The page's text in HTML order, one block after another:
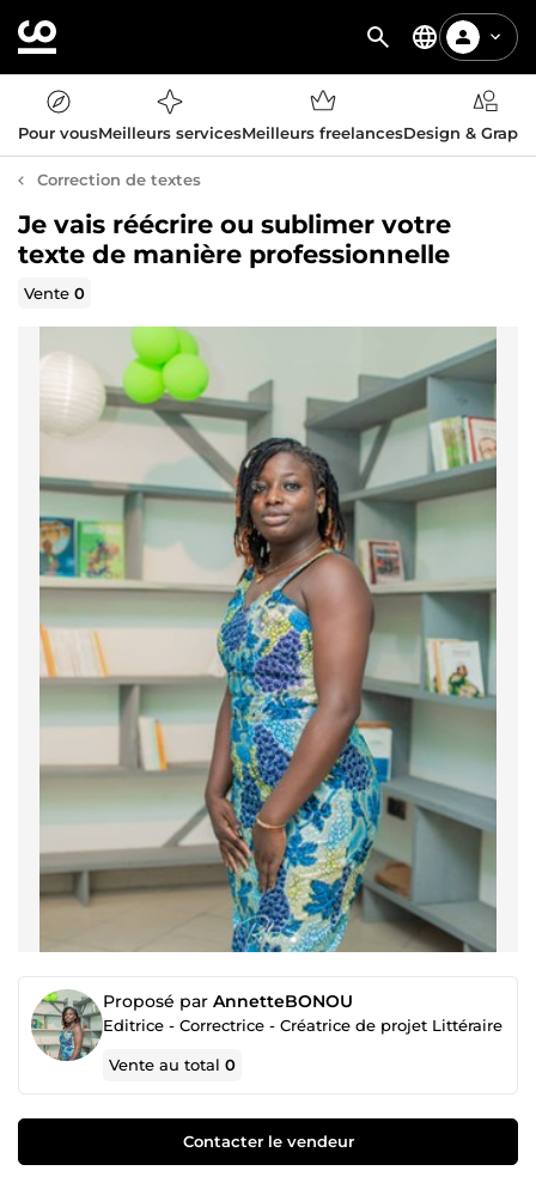
Pour vousMeilleurs servicesMeilleurs freelancesDesign &
Correction de textes
Je vais réécrire ou sublimer votre
texte de manière professionnelle
Vente0
Proposé par AnnetteBONOU
Editrice - Correctrice - Créatrice de projet Littéraire
Vente au total0
Contacter le vendeur